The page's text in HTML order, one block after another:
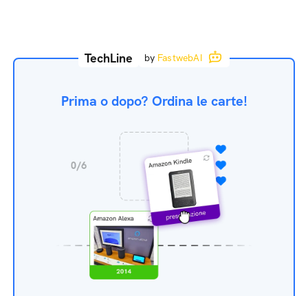
TechLine by FastwebAI
Prima o dopo? Ordina le carte!